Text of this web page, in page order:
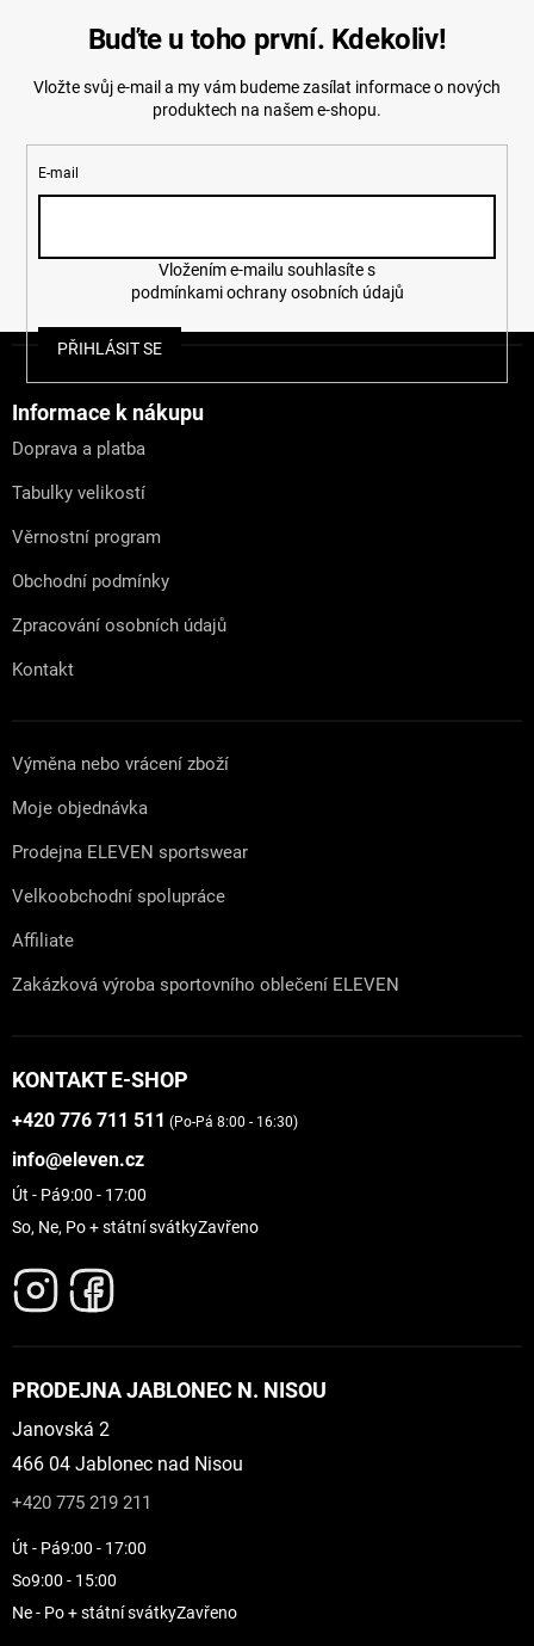
Buďte u toho první. Kdekoliv!
Vložte svůj e-mail a my vám budeme zasílat informace o nových
produktech na našem e-shopu.
E-mail
podmínkami ochrany osobních údajů
PŘIHLÁSIT SE
Informace k nákupu
Doprava a platba
Tabulky velikostí
Věrnostní program
Obchodní podmínky
Zpracování osobních údajů
Kontakt
Výměna nebo vrácení zboží
Moje objednávka
Prodejna ELEVEN sportswear
Velkoobchodní spolupráce
Affiliate
Zakázková výroba sportovního oblečení ELEVEN
KONTAKT E-SHOP
+420 776 711 511 (Po-Pá 8:00 - 16:30)
info@eleven.cz
Út - Pá9:00 - 17:00
So, Ne, Po + státní svátkyZavřeno
PRODEJNA JABLONEC N. NISOU
Janovská 2
466 04 Jablonec nad Nisou
+420 775 219 211
Út - Pá9:00 - 17:00
So9:00 - 15:00
Ne - Po + státní svátkyZavřeno